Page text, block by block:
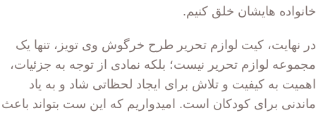
خانواده هایشان خلق کنیم.
در نهایت، کیت لوازم تحریر طرح خرگوش وی تویز، تنها یک
مجموعه لوازم تحریر نیست؛ بلکه نمادی از توجه به جزئیات،
اهمیت به کیفیت و تلاش برای ایجاد لحظاتی شاد و به یاد
ماندنی برای کودکان است. امیدواریم که این ست بتواند باعث